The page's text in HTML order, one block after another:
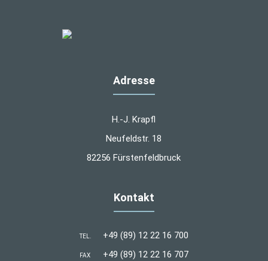
Adresse
H.-J. Krapfl
Neufeldstr. 18
82256 Fürstenfeldbruck
Kontakt
TEL. +49 (89) 12 22 16 700
FAX +49 (89) 12 22 16 707